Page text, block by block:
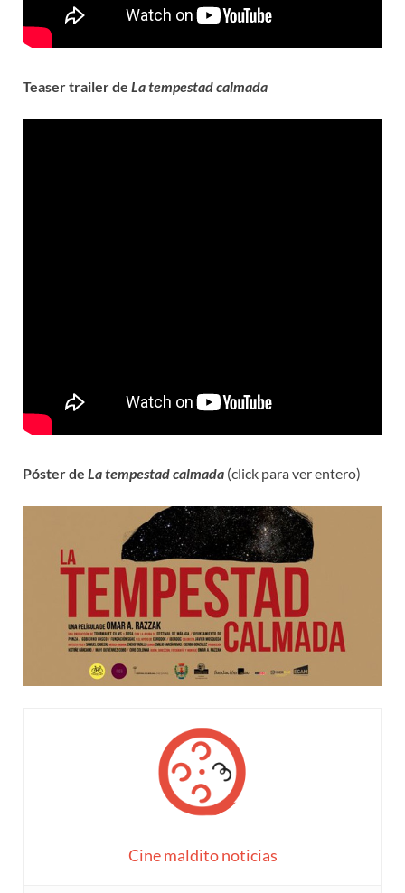
Teaser trailer de La tempestad calmada
Póster de La tempestad calmada (click para ver entero)
Cine maldito noticias